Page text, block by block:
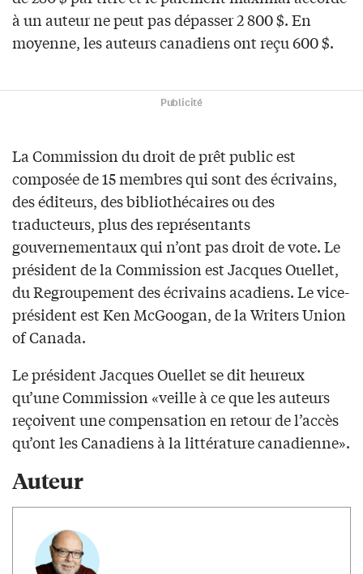
à un auteur ne peut pas dépasser 2 800 $. En
moyenne, les auteurs canadiens ont reçu 600 $.
Publicité
La Commission du droit de prêt public est
composée de 15 membres qui sont des écrivains,
des éditeurs, des bibliothécaires ou des
traducteurs, plus des représentants
gouvernementaux qui n’ont pas droit de vote. Le
président de la Commission est Jacques Ouellet,
du Regroupement des écrivains acadiens. Le vice-
président est Ken McGoogan, de la Writers Union
of Canada.
Le président Jacques Ouellet se dit heureux
qu’une Commission «veille à ce que les auteurs
reçoivent une compensation en retour de l’accès
qu’ont les Canadiens à la littérature canadienne».
Auteur